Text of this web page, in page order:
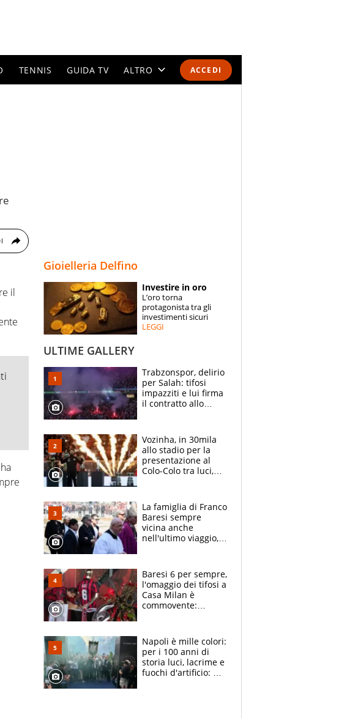
ACCEDI
TENNIS GUIDA TV ALTRO
SPECIALI
ESPERTI
il
Gioielleria Delfino
Investire in oro
L’oro torna
protagonista tra gli
investimenti sicuri
LEGGI
ULTIME GALLERY
Trabzonspor, delirio
per Salah: tifosi
impazziti e lui firma
il contratto allo
Vozinha, in 30mila
allo stadio per la
presentazione al
Colo-Colo tra luci,
La famiglia di Franco
Baresi sempre
vicina anche
nell'ultimo viaggio,
circondati
dall'affetto dei tifosi
Baresi 6 per sempre,
l'omaggio dei tifosi a
Casa Milan è
commovente:
bigliettini
Napoli è mille colori:
per i 100 anni di
storia luci, lacrime e
fuochi d'artificio: De